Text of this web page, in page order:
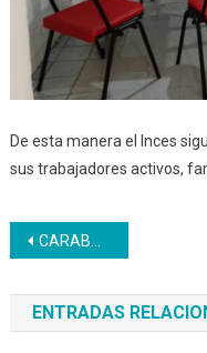
De esta manera el Inces
sus trabajadores activos,
Navegación
de
entradas
CARABOBO | Inces Militar entregó reconocimientos a personal civil y castrense
ENTRADAS